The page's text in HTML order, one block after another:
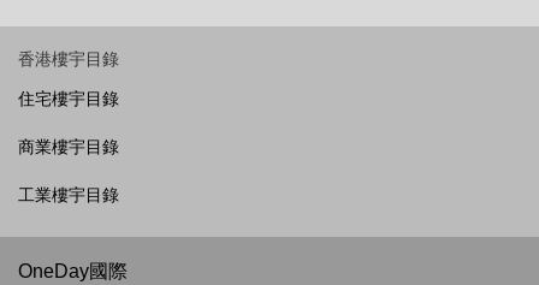
香港樓宇目錄
住宅樓宇目錄
商業樓宇目錄
工業樓宇目錄
OneDay國際